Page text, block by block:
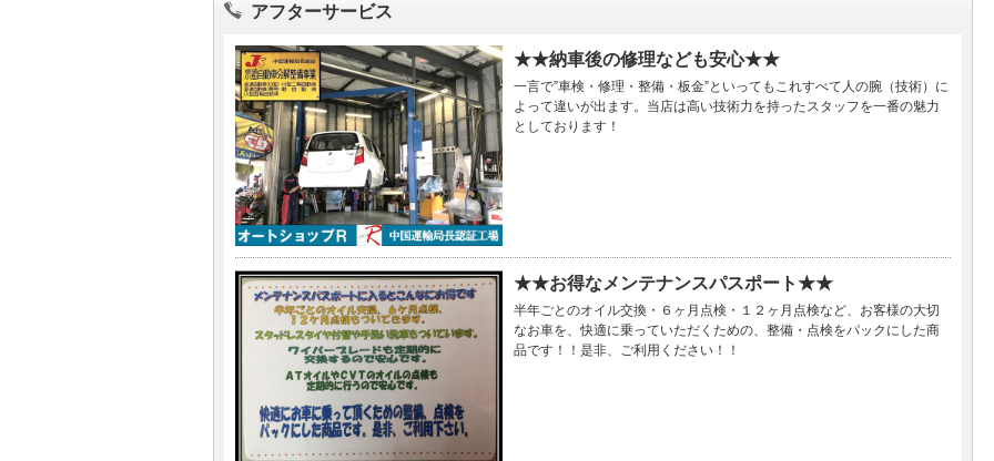
アフターサービス
★★納車後の修理なども安心★★
一言で”車検・修理・整備・板金”といってもこれすべて人の腕（技術）に
よって違いが出ます。当店は高い技術力を持ったスタッフを一番の魅力
としております！
★★お得なメンテナンスパスポート★★
半年ごとのオイル交換・６ヶ月点検・１２ヶ月点検など、お客様の大切
なお車を、快適に乗っていただくための、整備・点検をパックにした商
品です！！是非、ご利用ください！！